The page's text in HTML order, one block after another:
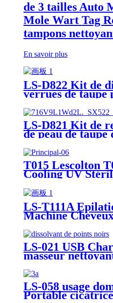
de 3 tailles Auto
Mole Wart Tag
tampons
En savoir plus
LS-D822 Kit de
verrues de taupe
avec écouvillons
LS-D821 Kit de
de peau de
petit à moyen
peau Remover
Face Care 2 en 1
Remover
T015 Lescolton
Cooling UV
Laser Hair
LS-T111A
Machine
Peau
LS-021 USB
masseur
du visage
noire écran LCD
points noirs
LS-058 usage
Portable